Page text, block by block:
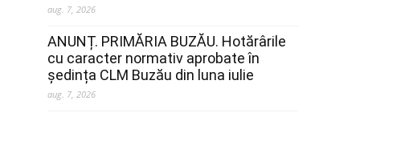
aug. 7, 2026
ANUNȚ. PRIMĂRIA BUZĂU. Hotărârile
cu caracter normativ aprobate în
ședința CLM Buzău din luna iulie
aug. 7, 2026